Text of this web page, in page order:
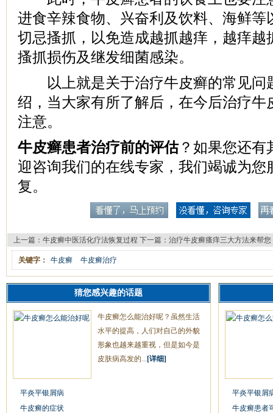
进食辛辣食物、兴奋利及饮料、海鲜等
切忌搔抓，以免造成越抓越痒，越痒越
搔抓损伤及继发细菌感染。
以上就是关于治疗牛皮癣的常见问
绍，当大家有所了解后，在今后治疗牛
注意。
牛皮癣患者治疗前的评估？如果您还有
迎咨询我们的在线专家，我们竭诚为您
复。
上一篇： 牛皮癣中医活化疗法恢复过程 下一篇： 治疗牛皮癣瘙痒三大方法来帮您
关键字： 牛皮癣 牛皮癣治疗
猜您感兴趣的话题
牛皮癣怎么能治好呢？虽然生活
水平的提高，人们对自己的外貌
形象也越来越重视，但是如今是
皮肤病高发的... [详细]
平炎平银屑病
牛皮癣的症状
平炎平银屑
牛皮癣患者